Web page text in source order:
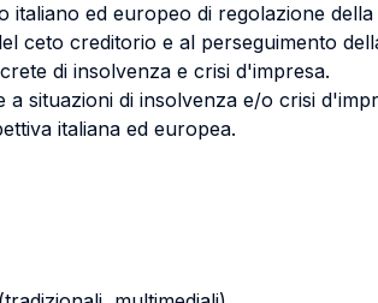
ed europeo di regolazione
ceto creditorio e al perseguimento
di insolvenza e crisi d'impresa.
situazioni di insolvenza e/o crisi
italiana ed europea.